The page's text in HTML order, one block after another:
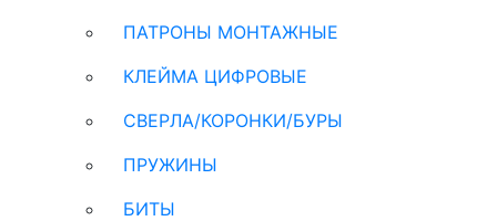
ПАТРОНЫ МОНТАЖНЫЕ
КЛЕЙМА ЦИФРОВЫЕ
СВЕРЛА/КОРОНКИ/БУРЫ
ПРУЖИНЫ
БИТЫ